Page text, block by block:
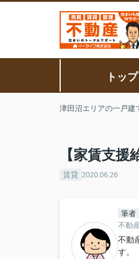
トップ
津田沼エリアの一戸建
【家賃支援
賃貸 2020.06.26
筆者
不動
不動
す。